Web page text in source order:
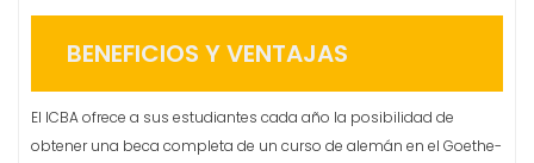
BENEFICIOS Y VENTAJAS
El ICBA ofrece a sus estudiantes cada año la posibilidad de
obtener una beca completa de un curso de alemán en el Goethe-